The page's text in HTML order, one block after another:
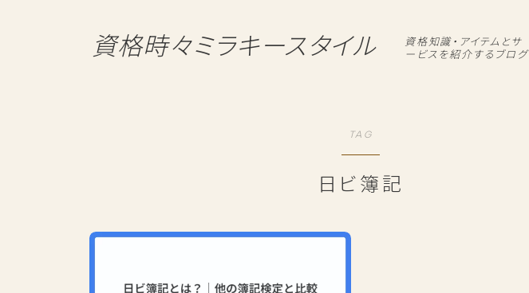
資格時々ミラキースタイル
資格知識・アイテムとサ
ービスを紹介するブログ
TAG
日ビ簿記